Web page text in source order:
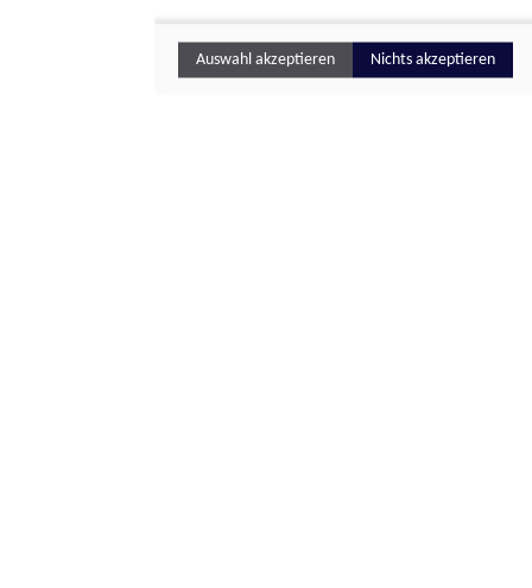
Auswahl akzeptieren Nichts akzeptieren